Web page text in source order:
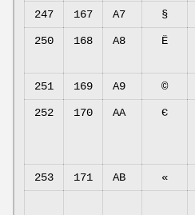
247 167 A7 §
250 168 A8 Ё
251 169 A9 ©
252 170 AA Є
253 171 AB «